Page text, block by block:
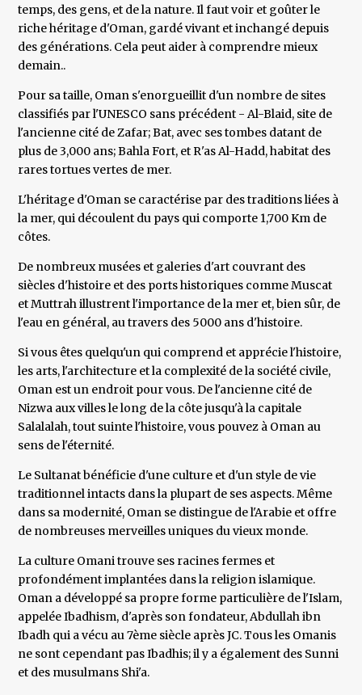
temps, des gens, et de la nature. Il faut voir et goûter le
riche héritage d'Oman, gardé vivant et inchangé depuis
des générations. Cela peut aider à comprendre mieux
demain..
Pour sa taille, Oman s'enorgueillit d'un nombre de sites
classifiés par l'UNESCO sans précédent - Al-Blaid, site de
l'ancienne cité de Zafar; Bat, avec ses tombes datant de
plus de 3,000 ans; Bahla Fort, et R'as Al-Hadd, habitat des
rares tortues vertes de mer.
L'héritage d'Oman se caractérise par des traditions liées à
la mer, qui découlent du pays qui comporte 1,700 Km de
côtes.
De nombreux musées et galeries d'art couvrant des
siècles d'histoire et des ports historiques comme Muscat
et Muttrah illustrent l'importance de la mer et, bien sûr, de
l'eau en général, au travers des 5000 ans d'histoire.
Si vous êtes quelqu'un qui comprend et apprécie l'histoire,
les arts, l'architecture et la complexité de la société civile,
Oman est un endroit pour vous. De l'ancienne cité de
Nizwa aux villes le long de la côte jusqu'à la capitale
Salalalah, tout suinte l'histoire, vous pouvez à Oman au
sens de l'éternité.
Le Sultanat bénéficie d'une culture et d'un style de vie
traditionnel intacts dans la plupart de ses aspects. Même
dans sa modernité, Oman se distingue de l'Arabie et offre
de nombreuses merveilles uniques du vieux monde.
La culture Omani trouve ses racines fermes et
profondément implantées dans la religion islamique.
Oman a développé sa propre forme particulière de l'Islam,
appelée Ibadhism, d'après son fondateur, Abdullah ibn
Ibadh qui a vécu au 7ème siècle après JC. Tous les Omanis
ne sont cependant pas Ibadhis; il y a également des Sunni
et des musulmans Shi'a.